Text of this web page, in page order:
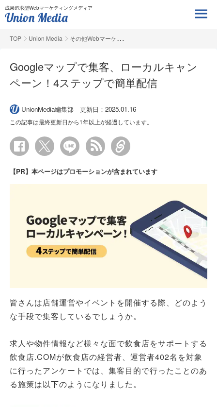
成果追求型Webマーケティングメディア
TOP Union Media その他Webマーケ
Googleマップで集客、ローカルキャン
ペーン！4ステップで簡単配信
UnionMedia編集部 更新日：2025.01.16
この記事は最終更新日から1年以上が経過しています。
【PR】本ページはプロモーションが含まれています
皆さんは店舗運営やイベントを開催する際、どのよう
な手段で集客しているでしょうか。
求人や物件情報など様々な面で飲食店をサポートする
飲食店.COMが飲食店の経営者、運営者402名を対象
に行ったアンケートでは、集客目的で行ったことのあ
る施策は以下のようになりました。